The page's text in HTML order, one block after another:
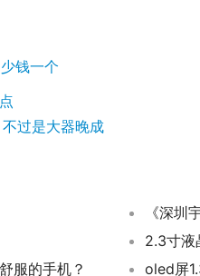
钱一个
过是大器晚成
2.3寸
服的手机？
oled屏